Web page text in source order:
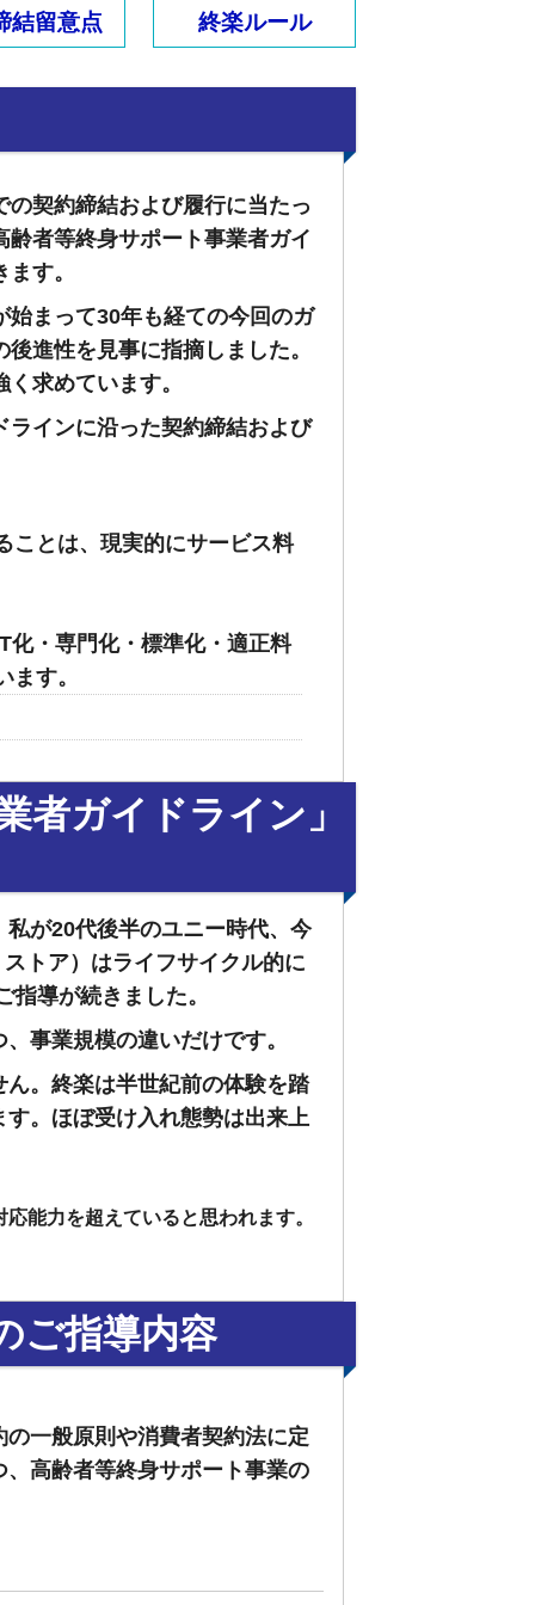
結留意点 終楽ルール
契約締結および履行に当たっ
者等終身サポート事業者ガイ
す。
始まって30年も経ての今回のガ
進性を見事に指摘しました。
求めています。
ラインに沿った契約締結および
ことは、現実的にサービス料
化・専門化・標準化・適正料
す。
者ガイドライン」
が20代後半のユニー時代、今
トア）はライフサイクル的に
導が続きました。
事業規模の違いだけです。
。終楽は半世紀前の体験を踏
。ほぼ受け入れ態勢は出来上
能力を超えていると思われます。
ご指導内容
一般原則や消費者契約法に定
高齢者等終身サポート事業の